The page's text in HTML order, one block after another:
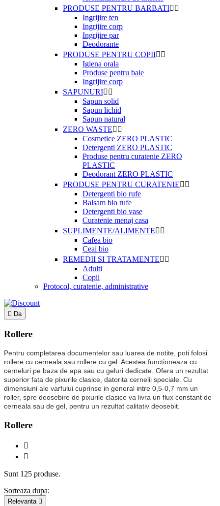
PRODUSE PENTRU BARBATI 
Ingrijire ten
Ingrijire corp
Ingrijire par
Deodorante
PRODUSE PENTRU COPII 
Igiena orala
Produse pentru baie
Ingrijire corp
SAPUNURI 
Sapun solid
Sapun lichid
Sapun natural
ZERO WASTE 
Cosmetice ZERO PLASTIC
Detergenti ZERO PLASTIC
Produse pentru curatenie ZERO
PLASTIC
Deodorant ZERO PLASTIC
PRODUSE PENTRU CURATENIE 
Detergenti bio rufe
Balsam bio rufe
Detergenti bio vase
Curatenie menaj casa
SUPLIMENTE/ALIMENTE 
Cafea bio
Ceai bio
REMEDII SI TRATAMENTE 
Adulti
Copii
Protocol, curatenie, administrative
 Da
Rollere
Pentru completarea documentelor sau luarea de notite, poti folosi
rollere cu cerneala sau rollere cu gel. Acestea functioneaza cu
cerneluri pe baza de apa sau cu geluri dedicate. Ofera un rezultat
superior fata de pixurile clasice, datorita cernelii speciale. Cu
dimensiuni ale varfului cuprinse in general intre 0,5-0,7 mm un
roller, spre deosebire de pixurile clasice va livra un flux constant de
cerneala sau de gel, pentru un rezultat calitativ deosebit.
Rollere


Sunt 125 produse.
Sorteaza dupa:
Relevanta 